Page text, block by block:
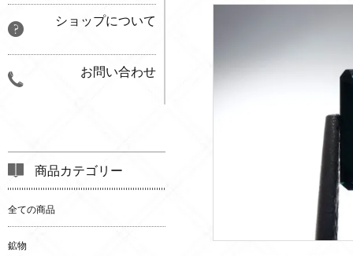
ショップについて
お問い合わせ
商品カテゴリー
全ての商品
鉱物